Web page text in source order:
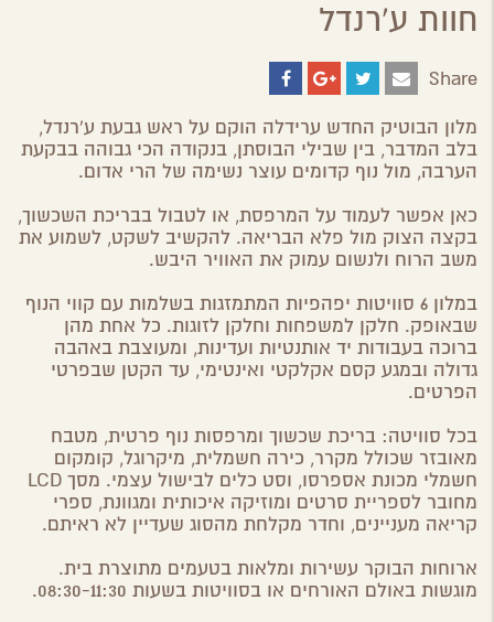
חוות ע'רנדל
Share
Email
Twitter
Google
Plus
מלון הבוטיק החדש ערידלה הוקם על ראש גבעת ע'רנדל,
בלב המדבר, בין שבילי הבוסתן, בנקודה הכי גבוהה בבקעת
הערבה, מול נוף קדומים עוצר נשימה של הרי אדום.
כאן אפשר לעמוד על המרפסת, או לטבול בבריכת השכשוך,
בקצה הצוק מול פלא הבריאה. להקשיב לשקט, לשמוע את
משב הרוח ולנשום עמוק את האוויר היבש.
במלון 6 סוויטות יפהפיות המתמזגות בשלמות עם קווי הנוף
שבאופק. חלקן למשפחות וחלקן לזוגות. כל אחת מהן
ברוכה בעבודות יד אותנטיות ועדינות, ומעוצבת באהבה
גדולה ובמגע קסם אקלקטי ואינטימי, עד הקטן שבפרטי
הפרטים.
בכל סוויטה: בריכת שכשוך ומרפסות נוף פרטית, מטבח
מאובזר שכולל מקרר, כירה חשמלית, מיקרוגל, קומקום
חשמלי מכונת אספרסו, וסט כלים לבישול עצמי. מסך LCD
מחובר לספריית סרטים ומוזיקה איכותית ומגוונת, ספרי
קריאה מעניינים, וחדר מקלחת מהסוג שעדיין לא ראיתם.
ארוחות הבוקר עשירות ומלאות בטעמים מתוצרת בית.
מוגשות באולם האורחים או בסוויטות בשעות 08:30-11:30.